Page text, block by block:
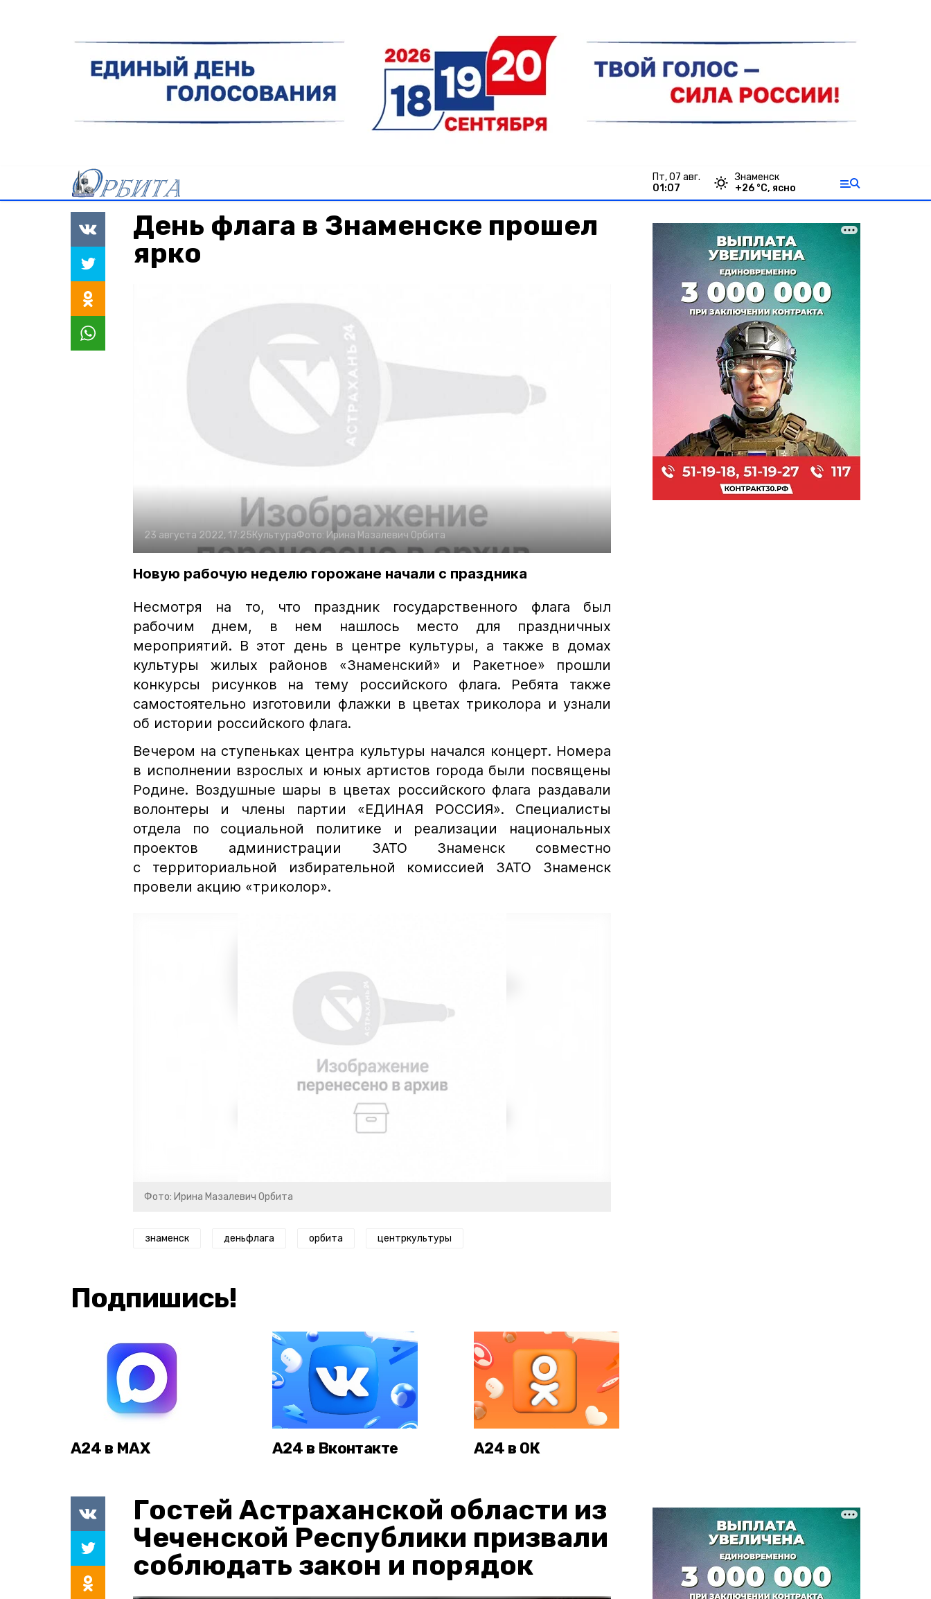
пт, 07 авг.
01:07
Знаменск
+26 °С, ясно
День флага в Знаменске прошел
ярко
23 августа 2022, 17:25КультураФото: Ирина Мазалевич Орбита
Новую рабочую неделю горожане начали с праздника
Несмотря на то, что праздник государственного флага был
рабочим днем, в нем нашлось место для праздничных
мероприятий. В этот день в центре культуры, а также в домах
культуры жилых районов «Знаменский» и Ракетное» прошли
конкурсы рисунков на тему российского флага. Ребята также
самостоятельно изготовили флажки в цветах триколора и узнали
об истории российского флага.
Вечером на ступеньках центра культуры начался концерт. Номера
в исполнении взрослых и юных артистов города были посвящены
Родине. Воздушные шары в цветах российского флага раздавали
волонтеры и члены партии «ЕДИНАЯ РОССИЯ». Специалисты
отдела по социальной политике и реализации национальных
проектов администрации ЗАТО Знаменск совместно
с территориальной избирательной комиссией ЗАТО Знаменск
провели акцию «триколор».
Фото: Ирина Мазалевич Орбита
знаменск деньфлага орбита центркультуры
Подпишись!
А24 в MAX А24 в Вконтакте А24 в ОК
Гостей Астраханской области из
Чеченской Республики призвали
соблюдать закон и порядок